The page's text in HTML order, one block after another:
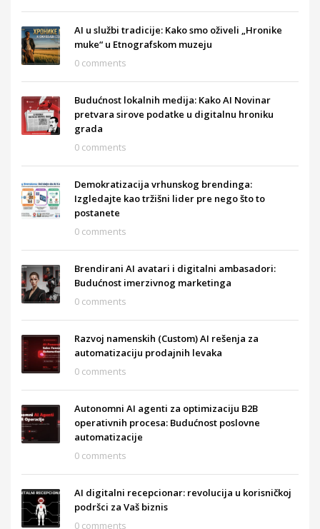
AI u službi tradicije: Kako smo oživeli „Hronike
muke“ u Etnografskom muzeju
0 comments
Budućnost lokalnih medija: Kako AI Novinar
pretvara sirove podatke u digitalnu hroniku
grada
0 comments
Demokratizacija vrhunskog brendinga:
Izgledajte kao tržišni lider pre nego što to
postanete
0 comments
Brendirani AI avatari i digitalni ambasadori:
Budućnost imerzivnog marketinga
0 comments
Razvoj namenskih (Custom) AI rešenja za
automatizaciju prodajnih levaka
0 comments
Autonomni AI agenti za optimizaciju B2B
operativnih procesa: Budućnost poslovne
automatizacije
0 comments
AI digitalni recepcionar: revolucija u korisničkoj
podršci za Vaš biznis
0 comments